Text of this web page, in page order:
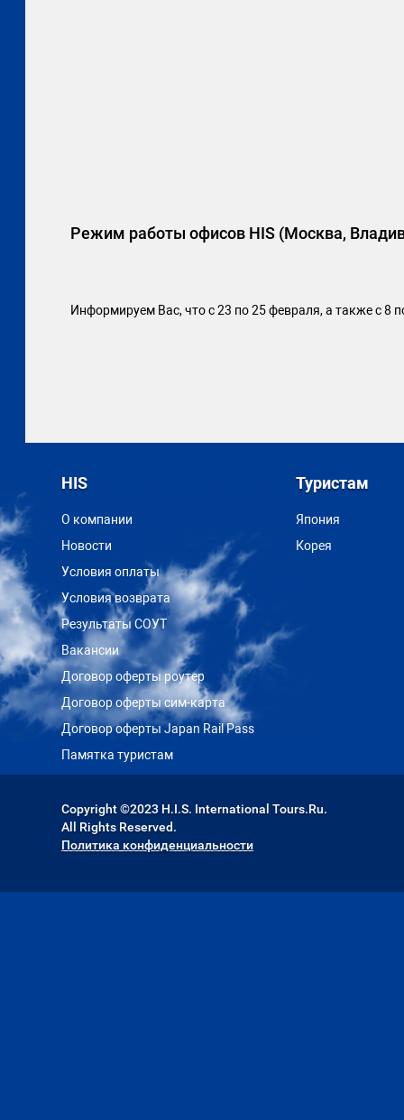
Режим работы офисов HIS (Москва,
Информируем Вас, что с 23 по 25 февраля, а также с
HIS
О компании
Новости
Условия оплаты
Условия возврата
Результаты СОУТ
Вакансии
Договор оферты роутер
Договор оферты сим-карта
Договор оферты Japan Rail Pass
Памятка туристам
Туристам
Япония
Корея
Copyright ©2023 H.I.S. International Tours.Ru.
All Rights Reserved.
Политика конфиденциальности